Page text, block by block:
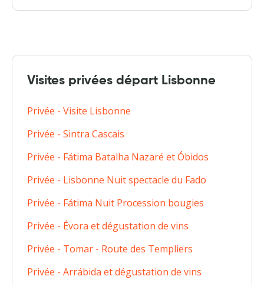
Visites privées départ Lisbonne
Privée - Visite Lisbonne
Privée - Sintra Cascais
Privée - Fátima Batalha Nazaré et Óbidos
Privée - Lisbonne Nuit spectacle du Fado
Privée - Fátima Nuit Procession bougies
Privée - Évora et dégustation de vins
Privée - Tomar - Route des Templiers
Privée - Arrábida et dégustation de vins